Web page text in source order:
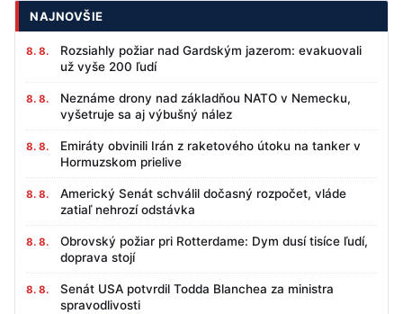
NAJNOVŠIE
8. 8.
Rozsiahly požiar nad Gardským jazerom: evakuovali
už vyše 200 ľudí
8. 8.
Neznáme drony nad základňou NATO v Nemecku,
vyšetruje sa aj výbušný nález
8. 8.
Emiráty obvinili Irán z raketového útoku na tanker v
Hormuzskom prielive
8. 8.
Americký Senát schválil dočasný rozpočet, vláde
zatiaľ nehrozí odstávka
8. 8.
Obrovský požiar pri Rotterdame: Dym dusí tisíce ľudí,
doprava stojí
8. 8.
Senát USA potvrdil Todda Blanchea za ministra
spravodlivosti